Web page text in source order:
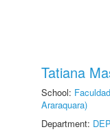
Tatiana
School:
Araraquara)
Department: